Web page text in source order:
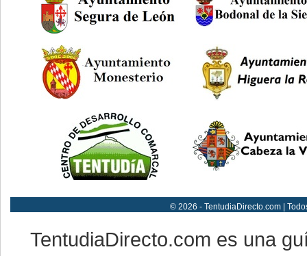
© 2026 - TentudiaDirecto.com |
TentudiaDirecto.com es una